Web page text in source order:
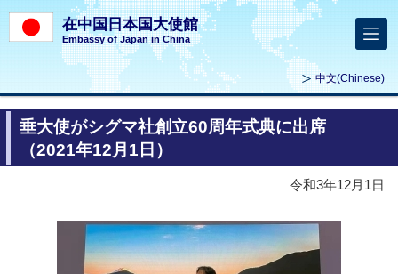
在中国日本国大使館
Embassy of Japan in China
中文(Chinese)
垂大使がシグマ社創立60周年式典に出席
（2021年12月1日）
令和3年12月1日